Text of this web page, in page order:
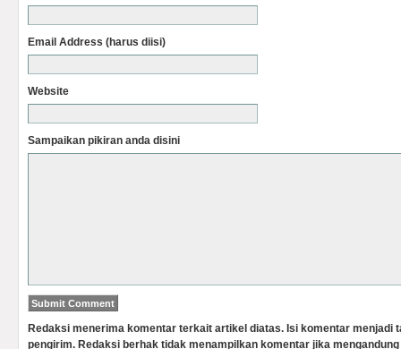
Email Address (harus diisi)
Website
Sampaikan pikiran anda disini
Redaksi menerima komentar terkait artikel diatas. Isi komentar menjadi
pengirim. Redaksi berhak tidak menampilkan komentar jika